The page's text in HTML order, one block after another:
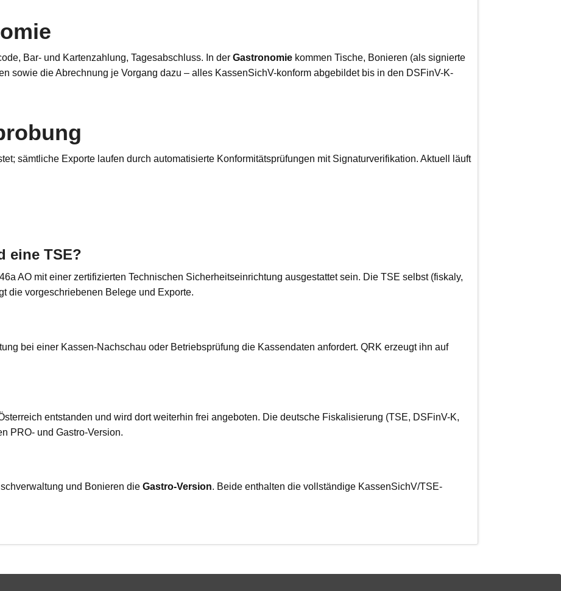
Bar- und Kartenzahlung, Tagesabschluss. In der Gastronomie kommen Tische, Bonieren (als signierte
sowie die Abrechnung je Vorgang dazu – alles KassenSichV-konform abgebildet bis in den DSFinV-K-
sämtliche Exporte laufen durch automatisierte Konformitätsprüfungen mit Signaturverifikation. Aktuell läuft
eine TSE?
AO mit einer zertifizierten Technischen Sicherheitseinrichtung ausgestattet sein. Die TSE selbst (fiskaly,
die vorgeschriebenen Belege und Exporte.
bei einer Kassen-Nachschau oder Betriebsprüfung die Kassendaten anfordert. QRK erzeugt ihn auf
entstanden und wird dort weiterhin frei angeboten. Die deutsche Fiskalisierung (TSE, DSFinV-K,
PRO- und Gastro-Version.
und Bonieren die Gastro-Version. Beide enthalten die vollständige KassenSichV/TSE-